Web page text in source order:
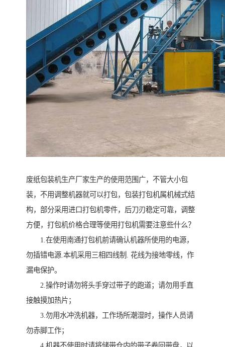
废纸包装机生产厂家生产的使用范围广，不管大小包
装，不用调整机器就可以打包，包装打包机属机械式结
构，部分采用进口打包机零件，后刀刃稳定可靠，调整
方便，打包机价格合理等使用打包机需要注意些什么？
1.在使用南通打包机前请确认机器所使用的电源，
勿插错电源.本机采用三相四线制. 花线为接地零线，作
漏电保护。
2.操作时请勿将头手穿过带子的跑道；请勿用手直
接触摸加热片；
3.勿用水冲洗机器，工作场所潮湿时，操作人员请
勿赤脚工作；